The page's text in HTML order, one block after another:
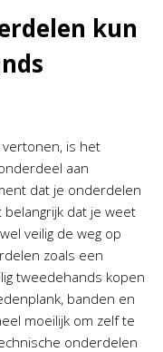
kun
is het
aan
dat je onderdelen
belangrijk dat je weet
veilig de weg op
zoals een
tweedehands kopen
banden en
moeilijk om zelf te
onderdelen